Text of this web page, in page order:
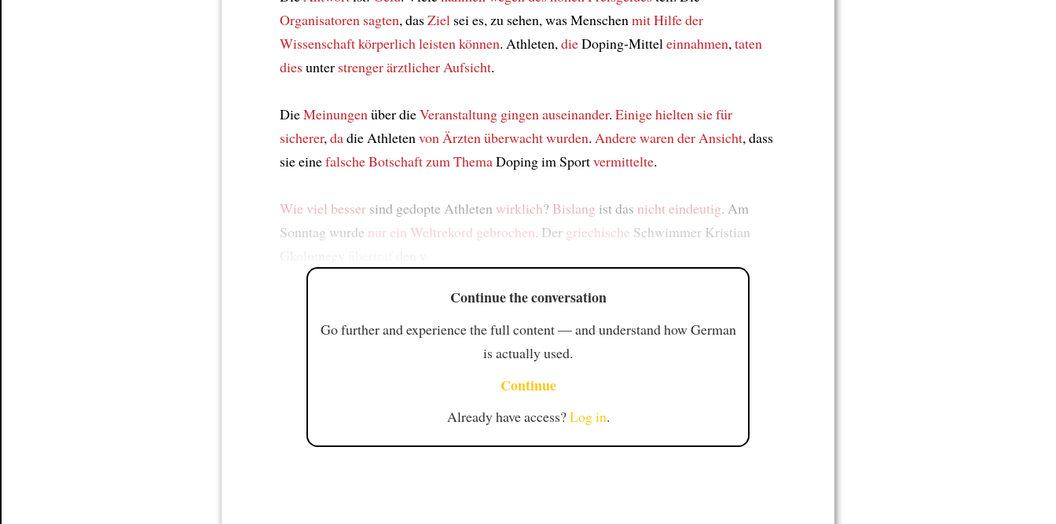
Organisatoren sagten, dasZiel sei es, zu sehen, was Menschen mit Hilfe der
Wissenschaftkörperlich leisten können. Athleten, dieDoping-Mittel einnahmen, taten
diesunter strenger ärztlicher Aufsicht.
DieMeinungen über dieVeranstaltung gingen auseinander. Einigehielten sie für
sicherer, dadie Athleten von Ärzten überwacht wurden. Andere waren der Ansicht, dass
sie einefalsche Botschaft zum ThemaDoping im Sportvermittelte.
Wie viel besser sind gedopte Athleten wirklich? Bislang ist das nicht eindeutig. Am
Sonntag wurde nur ein Weltrekord gebrochen. Der griechische Schwimmer Kristian
Continue the conversation
Go further and experience the full content — and understand how German
is actually used.
Continue
Already have access?Log in.